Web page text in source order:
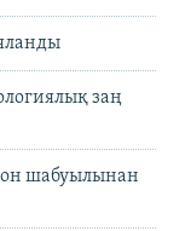
заң
шабуылынан